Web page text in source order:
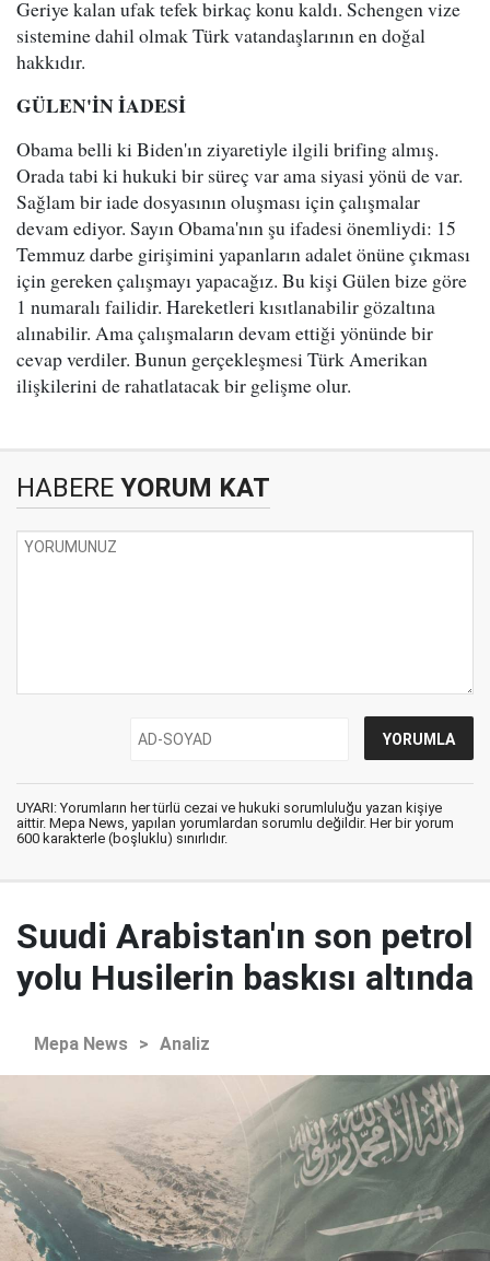
Geriye kalan ufak tefek birkaç konu kaldı. Schengen vize
sistemine dahil olmak Türk vatandaşlarının en doğal
hakkıdır.
GÜLEN'İN İADESİ
Obama belli ki Biden'ın ziyaretiyle ilgili brifing almış.
Orada tabi ki hukuki bir süreç var ama siyasi yönü de var.
Sağlam bir iade dosyasının oluşması için çalışmalar
devam ediyor. Sayın Obama'nın şu ifadesi önemliydi: 15
Temmuz darbe girişimini yapanların adalet önüne çıkması
için gereken çalışmayı yapacağız. Bu kişi Gülen bize göre
1 numaralı failidir. Hareketleri kısıtlanabilir gözaltına
alınabilir. Ama çalışmaların devam ettiği yönünde bir
cevap verdiler. Bunun gerçekleşmesi Türk Amerikan
ilişkilerini de rahatlatacak bir gelişme olur.
HABERE YORUM KAT
UYARI: Yorumların her türlü cezai ve hukuki sorumluluğu yazan kişiye
aittir. Mepa News, yapılan yorumlardan sorumlu değildir. Her bir yorum
600 karakterle (boşluklu) sınırlıdır.
Suudi Arabistan'ın son petrol
yolu Husilerin baskısı altında
Mepa News > Analiz